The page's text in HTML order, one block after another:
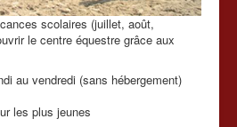
scolaires (juillet, août,
le centre équestre grâce aux
au vendredi (sans hébergement)
les plus jeunes